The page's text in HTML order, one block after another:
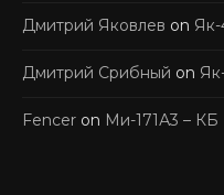
Дмитрий Яковлев on Як-
Дмитрий Срибный on
Fencer on Ми-171А3 –